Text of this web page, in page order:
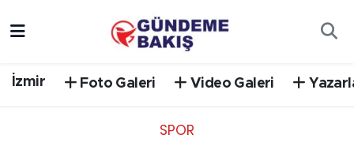
İzmir Foto Galeri Video Galeri
SPOR